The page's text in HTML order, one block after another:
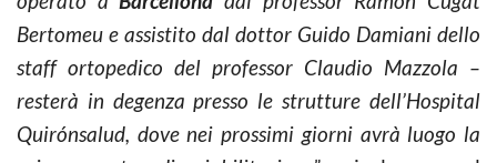
Bertomeu e assistito dal dottor Guido Damiani dello
staff ortopedico del professor Claudio Mazzola –
resterà in degenza presso le strutture dell’Hospital
Quirónsalud, dove nei prossimi giorni avrà luogo la